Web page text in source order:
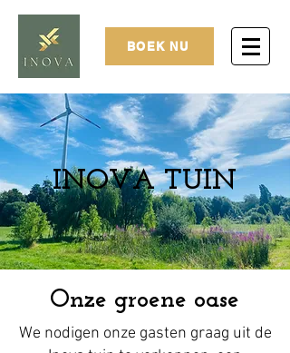
BOEK NU
INOVA TUIN
Onze groene oase
We nodigen onze gasten graag uit de